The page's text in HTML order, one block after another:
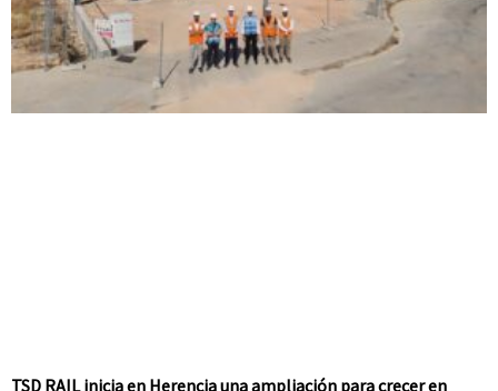
TSD RAIL inicia en Herencia una ampliación para crecer en